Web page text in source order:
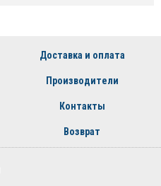
Доставка и оплата
Производители
Контакты
Возврат